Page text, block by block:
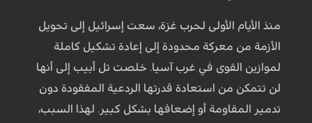
منذ الأيام الأولى لحرب غزة، سعت إسرائيل إلى تحويل
الأزمة من معركة محدودة إلى إعادة تشكيل كاملة
لموازين القوى في غرب آسيا. خلصت تل أبيب إلى أنها
لن تتمكن من استعادة قدرتها الردعية المفقودة دون
تدمير المقاومة أو إضعافها بشكل كبير. لهذا السبب،